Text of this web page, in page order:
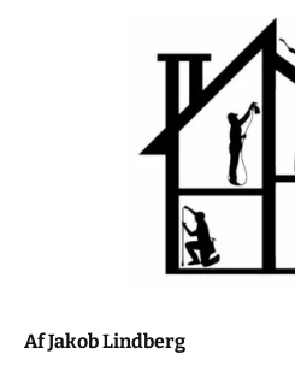
Af Jakob Lindberg